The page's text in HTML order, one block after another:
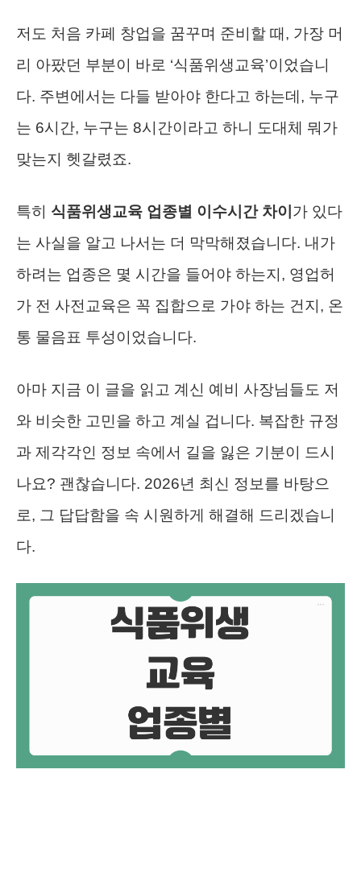
저도 처음 카페 창업을 꿈꾸며 준비할 때, 가장 머
리 아팠던 부분이 바로 ‘식품위생교육’이었습니
다. 주변에서는 다들 받아야 한다고 하는데, 누구
는 6시간, 누구는 8시간이라고 하니 도대체 뭐가
맞는지 헷갈렸죠.
특히 식품위생교육 업종별 이수시간 차이 가 있다
는 사실을 알고 나서는 더 막막해졌습니다. 내가
하려는 업종은 몇 시간을 들어야 하는지, 영업허
가 전 사전교육은 꼭 집합으로 가야 하는 건지, 온
통 물음표 투성이었습니다.
아마 지금 이 글을 읽고 계신 예비 사장님들도 저
와 비슷한 고민을 하고 계실 겁니다. 복잡한 규정
과 제각각인 정보 속에서 길을 잃은 기분이 드시
나요? 괜찮습니다. 2026년 최신 정보를 바탕으
로, 그 답답함을 속 시원하게 해결해 드리겠습니
다.